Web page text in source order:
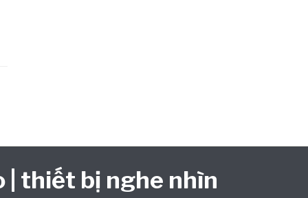
| thiết bị nghe nhìn